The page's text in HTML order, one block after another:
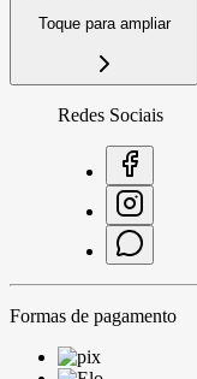
Toque para ampliar
Redes Sociais
Formas de pagamento